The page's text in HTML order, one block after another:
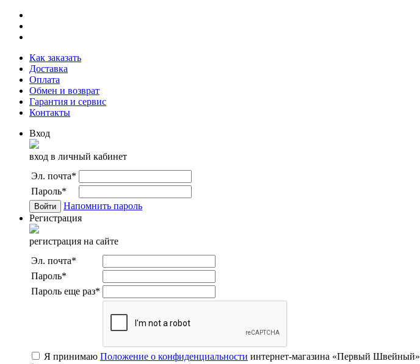
Как заказать
Доставка
Оплата
Обмен и возврат
Гарантия и сервис
Контакты
Вход
вход в личный кабинет
Эл. почта*
Пароль*
Напомнить пароль
Регистрация
регистрация на сайте
Эл. почта*
Пароль*
Пароль еще раз*
Я принимаю Положение о конфиденциальности интернет-магазина «Первый Швейный»